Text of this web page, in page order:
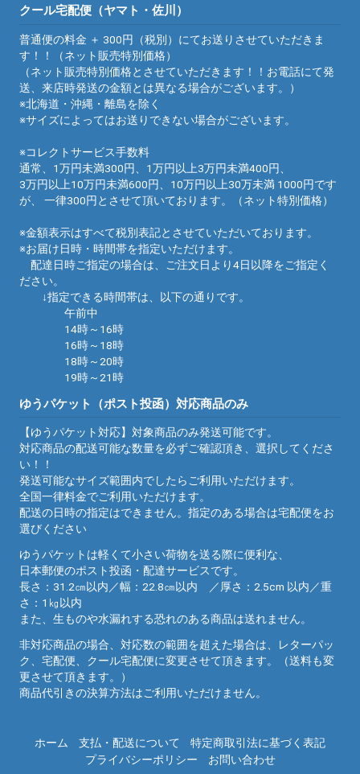
クール宅配便（ヤマト・佐川）
普通便の料金 ＋ 300円（税別）にてお送りさせていただきま
す！！（ネット販売特別価格）
（ネット販売特別価格とさせていただきます！！お電話にて発
送、来店時発送の金額とは異なる場合がございます。）
※北海道・沖縄・離島を除く
※サイズによってはお送りできない場合がございます。
※コレクトサービス手数料
通常、1万円未満300円、1万円以上3万円未満400円、
3万円以上10万円未満600円、10万円以上30万未満 1000円です
が、 一律300円とさせて頂いております。（ネット特別価格）
※金額表示はすべて税別表記とさせていただいております。
※お届け日時・時間帯を指定いただけます。
配達日時ご指定の場合は、ご注文日より4日以降をご指定く
ださい。
↓指定できる時間帯は、以下の通りです。
午前中
14時～16時
16時～18時
18時～20時
19時～21時
ゆうパケット（ポスト投函）対応商品のみ
【ゆうパケット対応】対象商品のみ発送可能です。
対応商品の配送可能な数量を必ずご確認頂き、選択してくださ
い！！
発送可能なサイズ範囲内でしたらご利用いただけます。
全国一律料金でご利用いただけます。
配送の日時の指定はできません。指定のある場合は宅配便をお
選びください
ゆうパケットは軽くて小さい荷物を送る際に便利な、
日本郵便のポスト投函・配達サービスです。
長さ：31.2㎝以内／幅：22.8㎝以内 ／厚さ：2.5cm 以内／重
さ：1㎏以内
また、生ものや水漏れする恐れのある商品は送れません。
非対応商品の場合、対応数の範囲を超えた場合は、レターパッ
ク、宅配便、クール宅配便に変更させて頂きます。（送料も変
更させて頂きます。）
商品代引きの決算方法はご利用いただけません。
ホーム 支払・配送について
特定商取引法に基づく表記
プライバシーポリシー
お問い合わせ